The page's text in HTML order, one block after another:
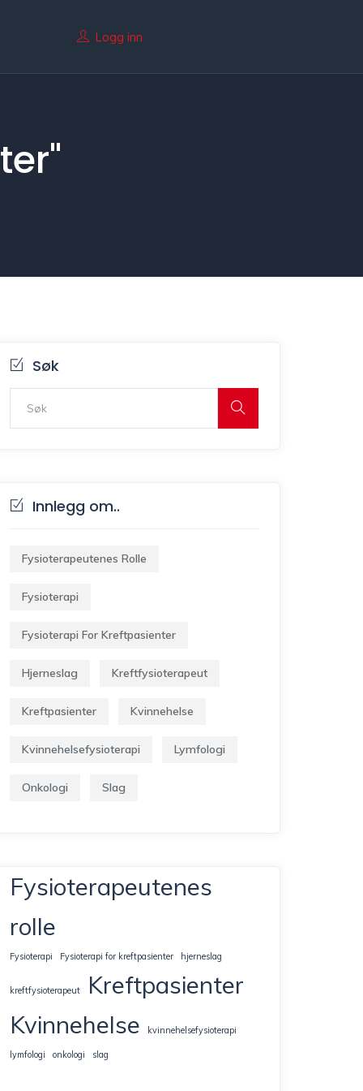
Logg inn
Søk
Innlegg om..
Fysioterapeutenes Rolle
Fysioterapi
Fysioterapi For Kreftpasienter
Hjerneslag Kreftfysioterapeut
Kreftpasienter Kvinnehelse
Kvinnehelsefysioterapi Lymfologi
Onkologi Slag
Fysioterapeutenes
rolle
Fysioterapi Fysioterapi for kreftpasienter hjerneslag
kreftfysioterapeut
Kreftpasienter
Kvinnehelse
kvinnehelsefysioterapi
lymfologi onkologi slag